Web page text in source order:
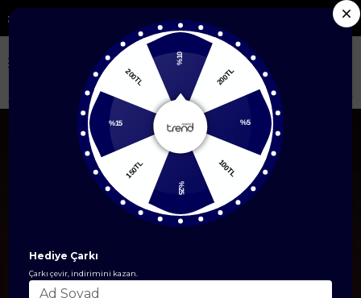
%50'ye Varan İndirim
ÜST GİYİM İkili Takım Asimetrik Kesim Çizgi Detaylı Etekli
%10
200TL
100TL
150TL
200TL
Hediye Çarkı
Çarkı çevir, indirimini kazan.